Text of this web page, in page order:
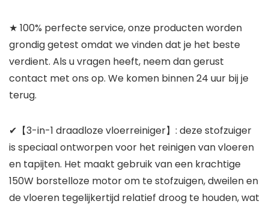
★ 100% perfecte service, onze producten worden
grondig getest omdat we vinden dat je het beste
verdient. Als u vragen heeft, neem dan gerust
contact met ons op. We komen binnen 24 uur bij je
terug.
✔【3-in-1 draadloze vloerreiniger】: deze stofzuiger
is speciaal ontworpen voor het reinigen van vloeren
en tapijten. Het maakt gebruik van een krachtige
150W borstelloze motor om te stofzuigen, dweilen en
de vloeren tegelijkertijd relatief droog te houden, wat